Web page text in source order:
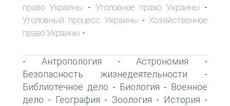
право Украины -Уголовное право Украины -
Уголовный процесс Украины - Хозяйственное
право Украины -
- Антропология -Астрономия -
Безопасность жизнедеятельности -
Библиотечное дело - Биология - Военное
дело - География - Зоология - История -